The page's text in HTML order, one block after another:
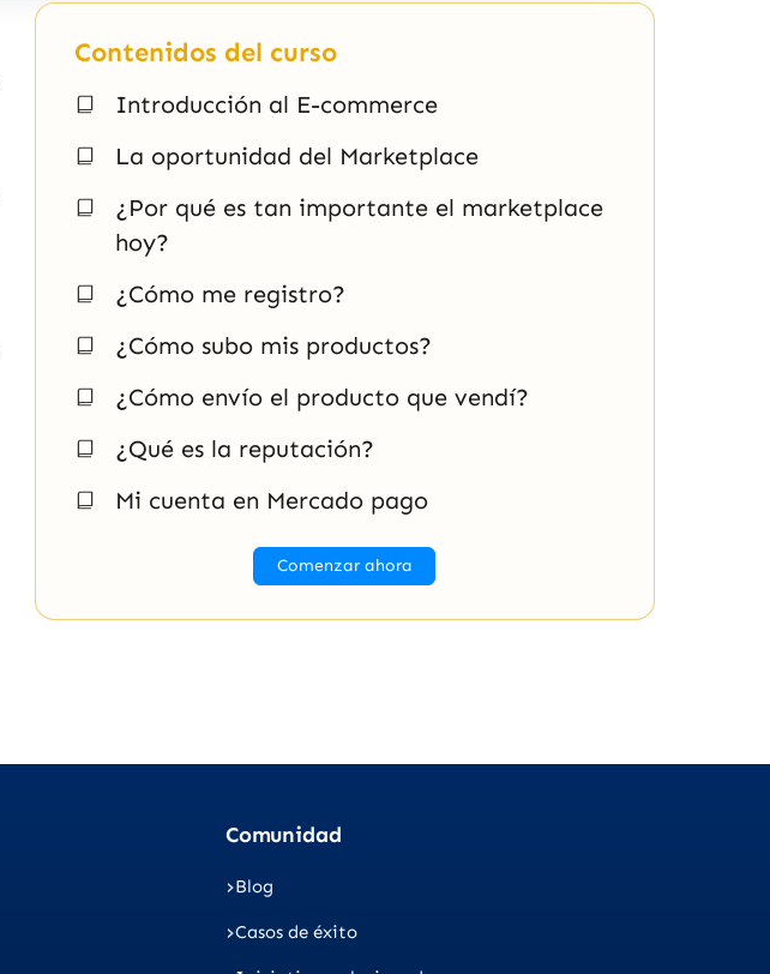
Contenidos del curso
Introducción al E-commerce
La oportunidad del Marketplace
¿Por qué es tan importante el marketplace
hoy?
¿Cómo me registro?
¿Cómo subo mis productos?
¿Cómo envío el producto que vendí?
¿Qué es la reputación?
Mi cuenta en Mercado pago
Comenzar ahora
Comunidad
Blog
Casos de éxito